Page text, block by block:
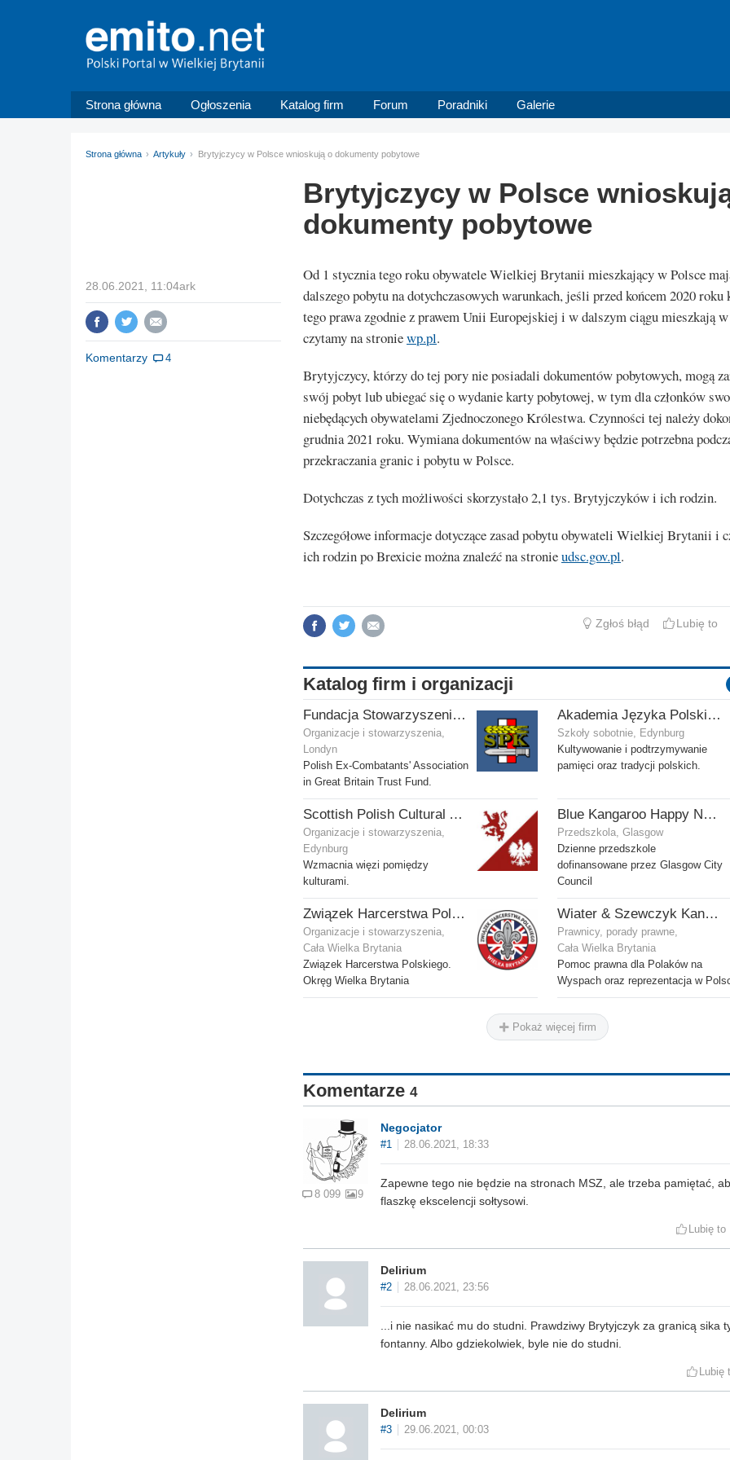
Strona główna Ogłoszenia Katalog firm Forum Poradniki Galerie
Strona główna Artykuły Brytyjczycy w Polsce wnioskują o dokumenty pobytowe
Brytyjczycy w Polsce
dokumenty pobytowe
28.06.2021, 11:04ark
Komentarzy 4
Od 1 stycznia tego roku obywatele Wielkiej Brytanii mieszkający w Polsce
dalszego pobytu na dotychczasowych warunkach, jeśli przed końcem 2020
tego prawa zgodnie z prawem Unii Europejskiej i w dalszym ciągu mieszkają
czytamy na stroniewp.pl.
Brytyjczycy, którzy do tej pory nie posiadali dokumentów pobytowych, mogą
swój pobyt lub ubiegać się o wydanie karty pobytowej, w tym dla członków
niebędących obywatelami Zjednoczonego Królestwa. Czynności tej należy
grudnia 2021 roku. Wymiana dokumentów na właściwy będzie potrzebna
przekraczania granic i pobytu w Polsce.
Dotychczas z tych możliwości skorzystało 2,1 tys. Brytyjczyków i ich rodzin.
Szczegółowe informacje dotyczące zasad pobytu obywateli Wielkiej Brytanii i
ich rodzin po Brexicie można znaleźć na stronieudsc.gov.pl.
Zgłoś błąd Lubię to
Katalog firm i organizacji
Fundacja Stowarzyszenia Polskich Kombatantów w Wielkiej Brytanii
Organizacje i stowarzyszenia,
Londyn
Polish Ex-Combatants' Association
in Great Britain Trust Fund.
Akademia Języka Polskiego im. gen. Stanisława Maczka przy ECP
Szkoły sobotnie, Edynburg
Kultywowanie i podtrzymywanie
pamięci oraz tradycji polskich.
Scottish Polish Cultural Association
Organizacje i stowarzyszenia,
Edynburg
Wzmacnia więzi pomiędzy
kulturami.
Blue Kangaroo Happy Nursery
Przedszkola, Glasgow
Dzienne przedszkole
dofinansowane przez Glasgow City
Council
Związek Harcerstwa Polskiego w Wielkiej Brytanii
Organizacje i stowarzyszenia,
Cała Wielka Brytania
Związek Harcerstwa Polskiego.
Okręg Wielka Brytania
Wiater & Szewczyk Kancelaria Adwokacka
Prawnicy, porady prawne,
Cała Wielka Brytania
Pomoc prawna dla Polaków na
Wyspach oraz reprezentacja w
Pokaż więcej firm
Komentarze 4
8 099 9
Negocjator
#1 28.06.2021, 18:33
Zapewne tego nie będzie na stronach MSZ, ale trzeba pamiętać,
flaszkę ekscelencji sołtysowi.
Lubię to
Delirium
#2 28.06.2021, 23:56
...i nie nasikać mu do studni. Prawdziwy Brytyjczyk za granicą sika
fontanny. Albo gdziekolwiek, byle nie do studni.
Lubię
Delirium
#3 29.06.2021, 00:03